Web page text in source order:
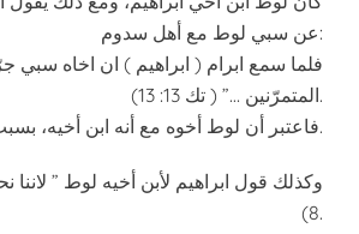
عن سبي لوط مع أهل سدوم:
المتمرّنين …” ( تك 13: 13).
فاعتبر أن لوط أخوه مع أنه ابن أخيه، بسبب القرابة الشديدة.
8).